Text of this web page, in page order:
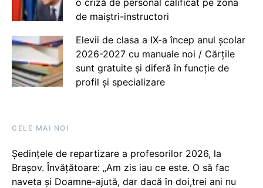
de maiștri-instructori
Elevii de clasa a IX-a încep anul școlar
2026-2027 cu manuale noi / Cărțile
sunt gratuite și diferă în funcție de
profil și specializare
CELE MAI NOI
Ședințele de repartizare a profesorilor 2026, la
Brașov. Învățătoare: „Am zis iau ce este. O să fac
naveta și Doamne-ajută, dar dacă în doi,trei ani nu